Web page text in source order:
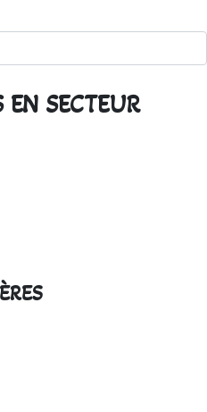
EN SECTEUR